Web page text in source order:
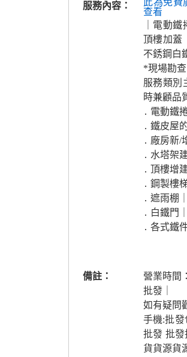
服務內容：
此為免費
查看
｜電動
頂樓加蓋
不銹鋼白
*現場勘
服務類別
時兼顧品
․ 電動鐵
․ 鐵皮屋
․ 廠房新/
․ 水塔架
․ 頂樓增
․ 鋼製樓
․ 遮雨棚
․ 白鐵門
․ 各式鐵
備註：
營業時間
批發｜
如有疑問
手機:批
批發 批
貨貨源貨